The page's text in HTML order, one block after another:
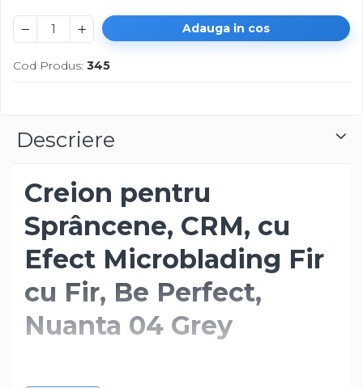
Adauga in cos
Cod Produs: 345
Descriere
Creion pentru
Sprâncene, CRM, cu
Efect Microblading Fir
cu Fir, Be Perfect,
Nuanta 04 Grey